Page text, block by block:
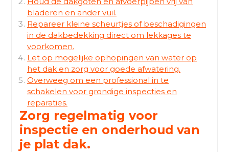
bladeren en ander vuil.
Repareer kleine scheurtjes of beschadigingen
in de dakbedekking direct om lekkages te
voorkomen.
Let op mogelijke ophopingen van water op
het dak en zorg voor goede afwatering.
Overweeg om een professional in te
schakelen voor grondige inspecties en
reparaties.
Zorg regelmatig voor
inspectie en onderhoud van
je plat dak.